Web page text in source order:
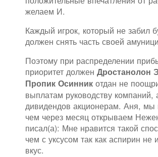
желаем И.
Каждый игрок, который не забил
должен снять часть своей
Поэтому при распределении
приоритет должен Дростанолон
Пропик Осинник отдан не
выплатам руководству компаний,
дивидендов акционерам. Аня,
чем через месяц открываем
писал(а): Мне нравится такой
чем с уксусом так как аспирин не
вкус.